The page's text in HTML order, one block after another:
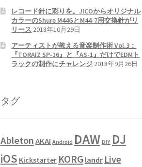
レコード針に彩りを。JICOからオリジナル
カラーのShure M44GとM44-7用交換針がリ
リース 2018年10月29日
アーティストが教える音楽制作術 Vol.3：
『TORAIZ SP-16』と『AS-1』だけでEDMト
ラックの制作にチャレンジ 2018年9月26日
タグ
AbletonAKAI Android DAW DIY DJ
iOS Kickstarter KORG landr Live